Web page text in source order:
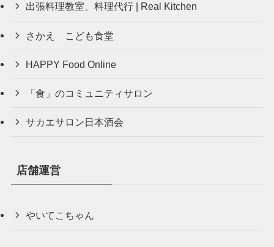
出張料理教室、料理代行 | Real Kitchen
さかえ こども食堂
HAPPY Food Online
「食」のコミュニティサロン
サカエサロン日本酒会
店舗運営
やいてこちゃん